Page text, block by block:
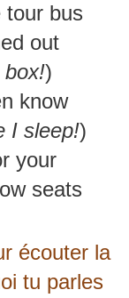
tour bus
out
box!)
know
I sleep!)
your
seats
écouter la
tu parles